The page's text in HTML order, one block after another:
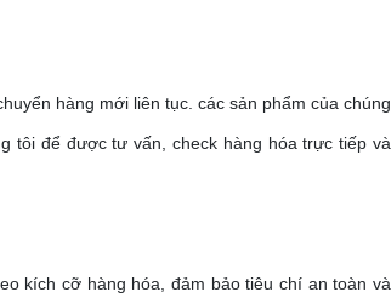
hàng mới liên tục. các sản phẩm của chúng
tôi để được tư vấn, check hàng hóa trực tiếp và
kích cỡ hàng hóa, đảm bảo tiêu chí an toàn và